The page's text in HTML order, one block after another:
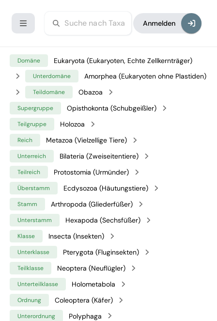
Anmelden
Domäne Eukaryota (Eukaryoten, Echte Zellkernträger)
Unterdomäne Amorphea (Eukaryoten ohne Plastiden)
Teildomäne Obazoa
Supergruppe Opisthokonta (Schubgeißler)
Teilgruppe Holozoa
Reich Metazoa (Vielzellige Tiere)
Unterreich Bilateria (Zweiseitentiere)
Teilreich Protostomia (Urmünder)
Überstamm Ecdysozoa (Häutungstiere)
Stamm Arthropoda (Gliederfüßer)
Unterstamm Hexapoda (Sechsfüßer)
Klasse Insecta (Insekten)
Unterklasse Pterygota (Fluginsekten)
Teilklasse Neoptera (Neuflügler)
Unterteilklasse Holometabola
Ordnung Coleoptera (Käfer)
Unterordnung Polyphaga